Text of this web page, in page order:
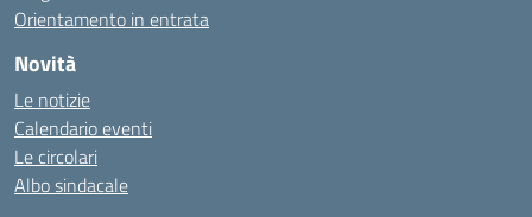
Orientamento in entrata
Novità
Le notizie
Calendario eventi
Le circolari
Albo sindacale